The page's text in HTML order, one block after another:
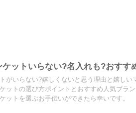
ットいらない?名入れも?おすす
がいらない?嬉しくないと思う理由と嬉しい
ットの選び方ポイントとおすすめ人気ブラ
ットを選ぶお手伝いができたら幸いです。